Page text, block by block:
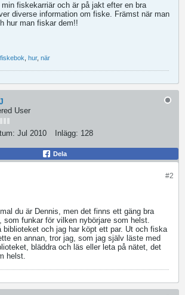
fiskekarriär och är på jakt efter en bra
diverse information om fiske. Främst när man
hur man fiskar dem!!
fiskebok hur, när
User
Jul 2010 Inlägg: 128
Dela
#2
du är Dennis, men det finns ett gäng bra
som funkar för vilken nybörjare som helst.
biblioteket och jag har köpt ett par. Ut och fiska
en annan, tror jag, som jag själv läste med
bläddra och läs eller leta på nätet, det
helst.